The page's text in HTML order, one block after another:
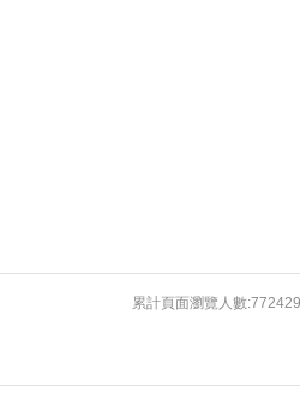
累計頁面瀏覽人數:772429